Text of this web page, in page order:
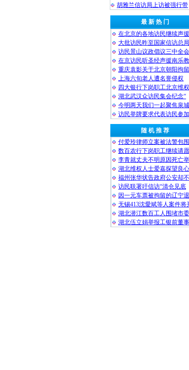
胡雅兰信访局上访被强行带
最 新 热 门
在北京的各地访民继续声援
大批访民昨至国家信访总局
访民景山议政倡议三中全会
在京访民听圣经声援南乐教
重庆袁影关于北京朝阳拘留
上海六旬老人遭名誉侵权
四大银行下岗职工北京维权
湖北武汉众访民集会纪念“
今明两天我们一起聚焦泉城
访民举牌要求代表访民参加
随 机 推 荐
付爱玲律师立案被法警包围
数百农行下岗职工继续请愿
李青就丈夫不明原因死亡举
湖北维权人士爱嘉探望良心
福州张华状告政府公安却不
访民联署吁信访“清仓见底
因一元车票被拘留的辽宁退
无锡413沈愛斌等人案件将
湖北潜江数百工人围堵市委
湖北伍立娟举报工银前董事